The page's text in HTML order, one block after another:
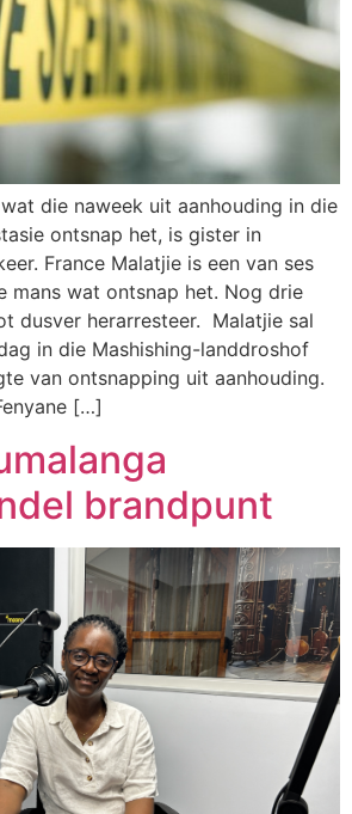
die naweek uit aanhouding in die
ontsnap het, is gister in
France Malatjie is een van ses
mans wat ontsnap het. Nog drie
dusver herarresteer. Malatjie sal
in die Mashishing-landdroshof
van ontsnapping uit aanhouding.
[…]
brandpunt